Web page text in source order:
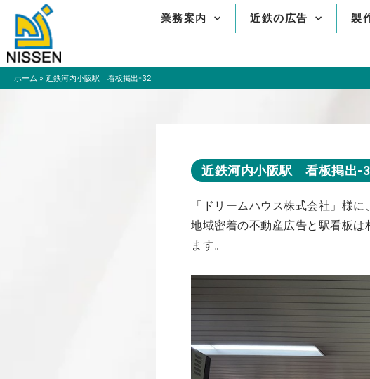
ス
ッ
業務案内 近鉄の広告 製
ホーム » 近鉄河内小阪駅 看板掲出-32
近鉄河内小阪駅 看板掲出-
「ドリームハウス株式会社」様
地域密着の不動産広告と駅看板
ます。